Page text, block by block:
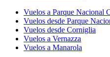
Vuelos a Parque Nacional
Vuelos desde Parque
Vuelos desde Corniglia
Vuelos a Vernazza
Vuelos a Manarola